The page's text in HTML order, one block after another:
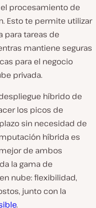
procesamiento de
Esto te permite utilizar
para tareas de
mantiene seguras
para el negocio
privada.
híbrido de
los picos de
sin necesidad de
híbrida es
de ambos
la gama de
nube: flexibilidad,
junto con la
.